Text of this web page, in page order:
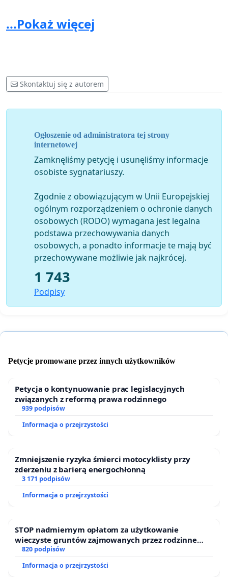
Tusk
- Pani Minister Julia Pitera pełnomocniczka rządu ds.
...Pokaż więcej
Skontaktuj się z autorem
Ogłoszenie od administratora tej strony
internetowej
Zamknęliśmy petycję i usunęliśmy informacje
osobiste sygnatariuszy.
Zgodnie z obowiązującym w Unii Europejskiej
ogólnym rozporządzeniem o ochronie danych
osobowych (RODO) wymagana jest legalna
podstawa przechowywania danych
osobowych, a ponadto informacje te mają być
przechowywane możliwie jak najkrócej.
1 743
Podpisy
Petycje promowane przez innych użytkowników
Petycja o kontynuowanie prac legislacyjnych
związanych z reformą prawa rodzinnego
939 podpisów
Informacja o przejrzystości
Zmniejszenie ryzyka śmierci motocyklisty przy
zderzeniu z barierą energochłonną
3 171 podpisów
Informacja o przejrzystości
STOP nadmiernym opłatom za użytkowanie
wieczyste gruntów zajmowanych przez rodzinne
ogrody działkowe.
820 podpisów
Informacja o przejrzystości